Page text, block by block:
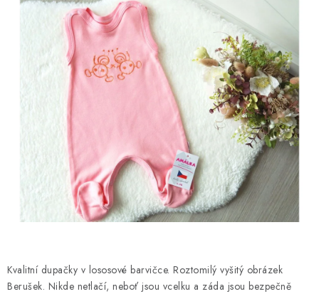
KONTAKTY
HODNOCENÍ OBCHODU
Proč AMÁLKA?
Doprava a platba
Tabulka velikostí
Postup pro vrácení a výměnu
Velkoobchod
Obchodní podmínky
Podmínky ochrany osobních údajů
Blog
Kvalitní dupačky v lososové barvičce. Roztomilý vyšitý obrázek
Berušek. Nikde netlačí, neboť jsou vcelku a záda jsou bezpečně